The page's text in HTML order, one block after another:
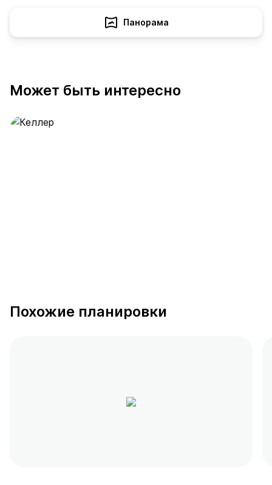
Панорама
Может быть интересно
Похожие планировки